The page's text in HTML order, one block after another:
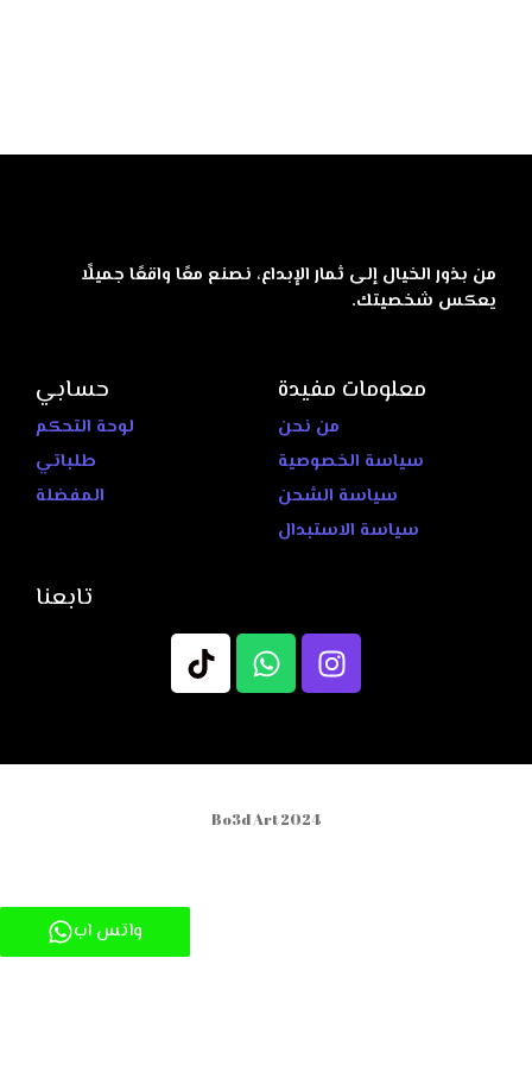
من بذور الخيال إلى ثمار الإبداع، نصنع معًا واقعًا جميلًا
يعكس شخصيتك.
معلومات مفيدة
من نحن
سياسة الخصوصية
سياسة الشحن
سياسة الاستبدال
حسابي
لوحة التحكم
طلباتي
المفضلة
تابعنا
Bo3d Art 2024
واتس اب